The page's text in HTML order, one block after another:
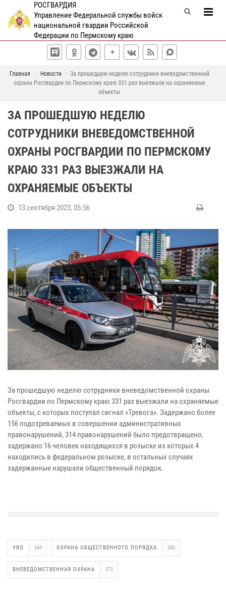
РОСГВАРДИЯ
Управление Федеральной службы войск
национальной гвардии Российской
Федерации по Пермскому краю
Главная Новости
За прошедшую неделю сотрудники вневедомственной
охраны Росгвардии по Пермскому краю 331 раз выезжали на охраняемые
объекты
ЗА ПРОШЕДШУЮ НЕДЕЛЮ
СОТРУДНИКИ ВНЕВЕДОМСТВЕННОЙ
ОХРАНЫ РОСГВАРДИИ ПО ПЕРМСКОМУ
КРАЮ 331 РАЗ ВЫЕЗЖАЛИ НА
ОХРАНЯЕМЫЕ ОБЪЕКТЫ
13 сентября 2023, 05:56
За прошедшую неделю сотрудники вневедомственной охраны
Росгвардии по Пермскому краю 331 раз выезжали на охраняемые
объекты, с которых поступал сигнал «Тревога». Задержано более
156 подозреваемых в совершении административных
правонарушений, 314 правонарушений было предотвращено,
задержано 16 человек находящихся в розыске из которых 4
находились в федеральном розыске, в остальных случаях
задержанные нарушали общественный порядок.
УВО 544 ОХРАНА ОБЩЕСТВЕННОГО ПОРЯДКА 386
ВНЕВЕДОМСТВЕННАЯ ОХРАНА 573